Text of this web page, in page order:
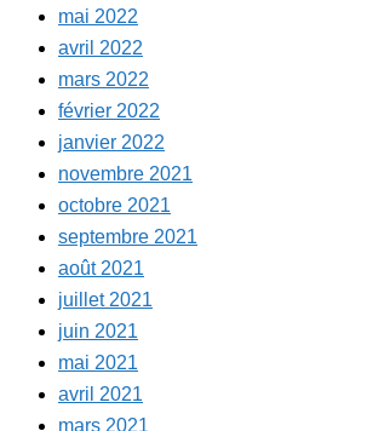
mai 2022
avril 2022
mars 2022
février 2022
janvier 2022
novembre 2021
octobre 2021
septembre 2021
août 2021
juillet 2021
juin 2021
mai 2021
avril 2021
mars 2021